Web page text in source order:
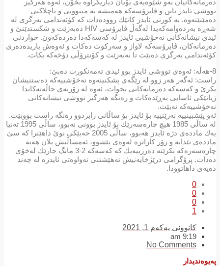
دەرمانەكانیان بەو شێوەیەی بۆیان دیاریكراوە بخۆن، ئەوە هەرگیز
تووشی ئایدز نابن و ڤایرۆسەكە هەمیشە بە متبوویی و ناچلاكیی
دەمێنێتەوە. بە كورتی ئایدز كاتێك روودەدات كە كۆئەندامی بەرگری لە
شەڕە بەردەوامەكەیدا لەگەڵ ڤایرۆسی HIV دەبەزێت و شكستدێنێ و
ئیدی نیشانەكانی نەخۆشیی ئایدز لە كەسەكەدا دەردەكەون. خواردنی
دەرمانەكان، ڤایرۆسەكە لاواز و سەركوت دەكات و ئەوەش یاریدەدەری
كۆئەندامی بەرگری دەبێت تا نەبەزێت و كۆنترۆڵی دۆخەكە بكات.
8-هەڵە: ئەوەی تووشی ئایدز بوو ئیدی تەمەنكورت دەبێ:
راست: ئەگەر هەر زوو لە رێگەی پشكنینەوە نەخۆشییەكە دەستنیشان
بكرێ و كەسەكە دەرمانەكانی بخوات، ئەوە لە زۆربەی حاڵەتەكاندا
ژیانێكی ئاسایی بەڕێدەكات و رەنگە هەرگیز تووشی نیشانەكانی
نەخۆشییەكە نەبێت.
ئەو پێشبینییە نەرێنییە بۆ ئایدز بۆ ساڵانی رابردوو رەنگە راست بووبێت.
لە ساڵی 1985 هیچ چارەسەرێك بۆ ئایدز بوونی نەبوو، ساڵی 1995 تەنیا
یەك ماددەی دژە ئایدز هەبوو، ساڵی 2005 حەبێكی نوێ داهێنرا كە سێ
ماددەی تێدایە و زۆر كاراترە لەوەی پێشوو، ئەمساڵیش پلان هەیە
چارەسەرەكە بكرێتە دەرزییەیك كە كەسەكە 2-3 مانگ جارێك لەخۆی
دەدات. پرۆگرامی درێژخایەنیش نەهێشتنی تەواوەتی ئایدزە لە چەند
دەیەی داهاتوودا.
0
0
0
1
کانوونی یەکەم 1, 2021
9:19 am
No Comments
پەیوەندیدار